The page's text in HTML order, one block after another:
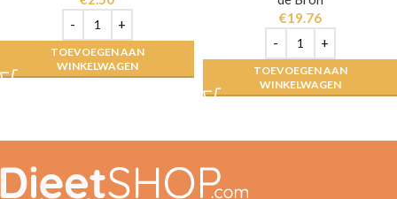
TOEVOEGEN AAN
WINKELWAGEN
€19.76
TOEVOEGEN AAN
WINKELWAGEN